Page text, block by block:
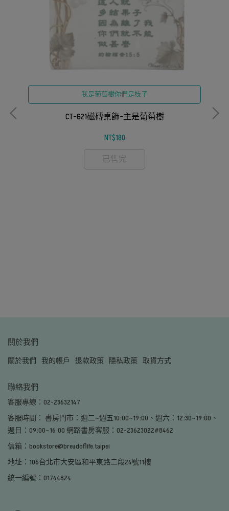
我是葡萄樹你們是枝子
CT-G21磁磚桌飾-主是葡萄樹
NT$180
已售完
關於我們
關於我們 我的帳戶 退款政策 隱私政策 取貨方式
聯絡我們
客服專線：02-23632147
客服時間： 書房門市：週二~週五10:00~19:00、週六：12:30~19:00、
週日：09:00~16:00 網路書房客服：02-23623022#8462
信箱：bookstore@breadoflife.taipei
地址：106台北市大安區和平東路二段24號11樓
統一編號：01744824